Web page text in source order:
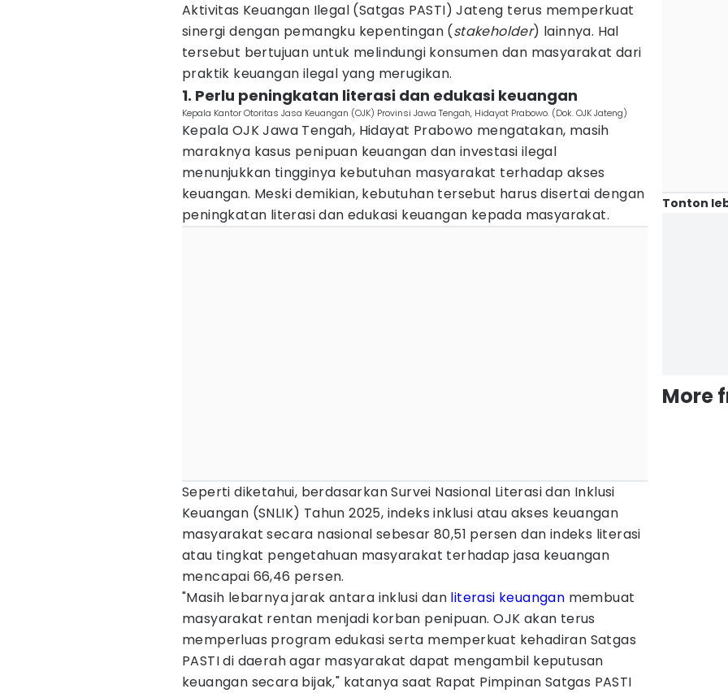
Aktivitas Keuangan Ilegal (Satgas PASTI) Jateng terus memperkuat
sinergi dengan pemangku kepentingan (stakeholder) lainnya. Hal
tersebut bertujuan untuk melindungi konsumen dan masyarakat dari
praktik keuangan ilegal yang merugikan.
1. Perlu peningkatan literasi dan edukasi keuangan
Kepala Kantor Otoritas Jasa Keuangan (OJK) Provinsi Jawa Tengah, Hidayat Prabowo. (Dok. OJK Jateng)
Kepala OJK Jawa Tengah, Hidayat Prabowo mengatakan, masih
maraknya kasus penipuan keuangan dan investasi ilegal
menunjukkan tingginya kebutuhan masyarakat terhadap akses
keuangan. Meski demikian, kebutuhan tersebut harus disertai dengan
peningkatan literasi dan edukasi keuangan kepada masyarakat.
Seperti diketahui, berdasarkan Survei Nasional Literasi dan Inklusi
Keuangan (SNLIK) Tahun 2025, indeks inklusi atau akses keuangan
masyarakat secara nasional sebesar 80,51 persen dan indeks literasi
atau tingkat pengetahuan masyarakat terhadap jasa keuangan
mencapai 66,46 persen.
"Masih lebarnya jarak antara inklusi dan literasi keuangan membuat
masyarakat rentan menjadi korban penipuan. OJK akan terus
memperluas program edukasi serta memperkuat kehadiran Satgas
PASTI di daerah agar masyarakat dapat mengambil keputusan
keuangan secara bijak," katanya saat Rapat Pimpinan Satgas PASTI
Tonton
More